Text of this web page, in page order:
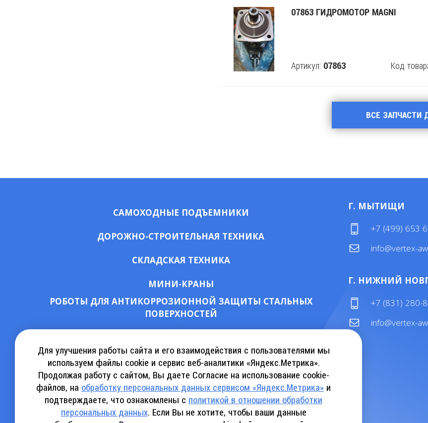
07863 ГИДРОМОТОР MAGNI
Артикул: 07863 Код
Поделится
ВСЕ ЗАПЧАСТИ
САМОХОДНЫЕ ПОДЪЕМНИКИ
ДОРОЖНО-СТРОИТЕЛЬНАЯ ТЕХНИКА
СКЛАДСКАЯ ТЕХНИКА
МИНИ-КРАНЫ
РОБОТЫ ДЛЯ АНТИКОРРОЗИОННОЙ ЗАЩИТЫ СТАЛЬНЫХ
ПОВЕРХНОСТЕЙ
СКАЧАТЬ КАТАЛОГ АРЕНДЫ КАТАЛОГ KEBU CRANE
СКАЧАТЬ КАТАЛОГ SINOBOOM СКАЧАТЬ КАТАЛОГ INSLIFT
Г. МЫТИЩИ
+7 (499) 653
info@vertex-
Г. НИЖНИЙ
+7 (831) 280-
info@vertex-
Для улучшения работы сайта и его взаимодействия с пользователями мы
используем файлы cookie и сервис веб-аналитики «Яндекс.Метрика».
Продолжая работу с сайтом, Вы даете Согласие на использование cookie-
файлов, на обработку персональных данных сервисом «Яндекс.Метрика» и
подтверждаете, что ознакомлены с политикой в отношении обработки
персональных данных. Если Вы не хотите, чтобы ваши данные